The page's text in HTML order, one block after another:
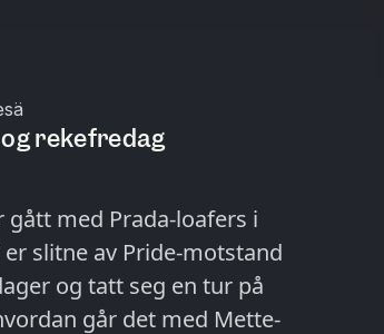
rekefredag
gått med Prada-loafers i
slitne av Pride-motstand
og tatt seg en tur på
går det med Mette-